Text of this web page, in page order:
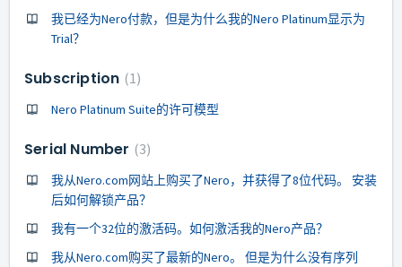
我已经为Nero付款，但是为什么我的Nero Platinum显示为
Trial？
Subscription 1
Nero Platinum Suite的许可模型
Serial Number 3
我从Nero.com网站上购买了Nero，并获得了8位代码。 安装
后如何解锁产品？
我有一个32位的激活码。如何激活我的Nero产品？
我从Nero.com购买了最新的Nero。 但是为什么没有序列